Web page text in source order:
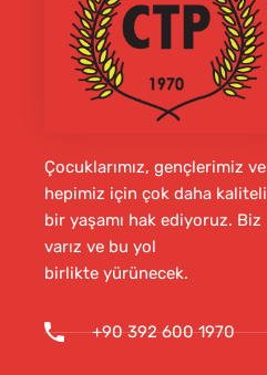
Çocuklarımız, gençlerimiz ve
hepimiz için çok daha kaliteli
bir yaşamı hak ediyoruz. Biz
varız ve bu yol
birlikte yürünecek.
+90 392 600 1970